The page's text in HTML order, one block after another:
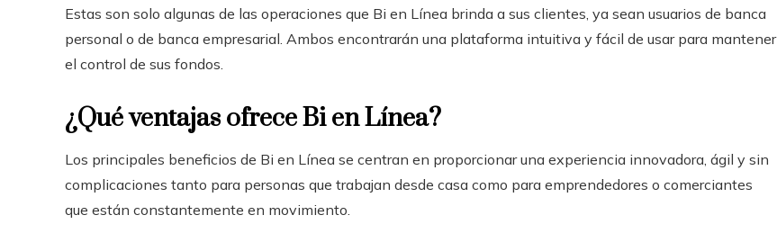
Estas son solo algunas de las operaciones que Bi en Línea brinda a sus clientes, ya sean usuarios de banca
personal o de banca empresarial. Ambos encontrarán una plataforma intuitiva y fácil de usar para mantener
el control de sus fondos.
¿Qué ventajas ofrece Bi en Línea?
Los principales beneficios de Bi en Línea se centran en proporcionar una experiencia innovadora, ágil y sin
complicaciones tanto para personas que trabajan desde casa como para emprendedores o comerciantes
que están constantemente en movimiento.